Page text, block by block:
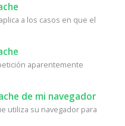
a los casos en que el
aparentemente
de mi navegador
utiliza su navegador para